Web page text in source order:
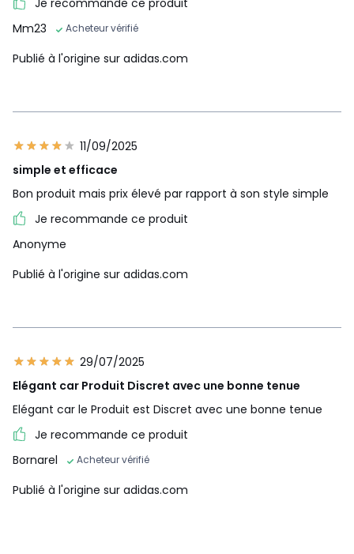
Mm23
Acheteur vérifié
Publié à l'origine sur adidas.com
11/09/2025
simple et efficace
Bon produit mais prix élevé par rapport à son style simple
Je recommande ce produit
Anonyme
Publié à l'origine sur adidas.com
29/07/2025
Elégant car Produit Discret avec une bonne tenue
Elégant car le Produit est Discret avec une bonne tenue
Je recommande ce produit
Bornarel
Acheteur vérifié
Publié à l'origine sur adidas.com